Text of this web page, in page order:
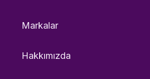
Markalar
Hakkımızda